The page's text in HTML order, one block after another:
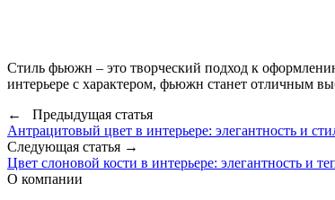
Стиль фьюжн – это творческий подход к
интерьере с характером, фьюжн станет отличным
← Предыдущая статья
Антрацитовый цвет в интерьере: элегантность и
Следующая статья →
Цвет слоновой кости в интерьере: элегантность и
О компании